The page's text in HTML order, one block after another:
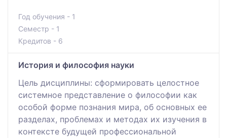
Год обучения - 1
Семестр - 1
Кредитов - 6
История и философия науки
Цель дисциплины: сформировать целостное
системное представление о философии как
особой форме познания мира, об основных ее
разделах, проблемах и методах их изучения в
контексте будущей профессиональной